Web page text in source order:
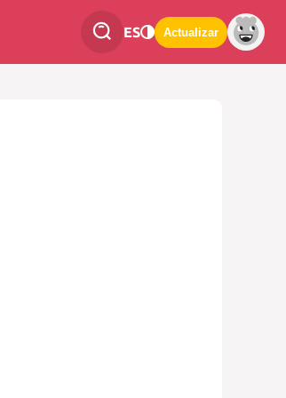
ES Actualizar